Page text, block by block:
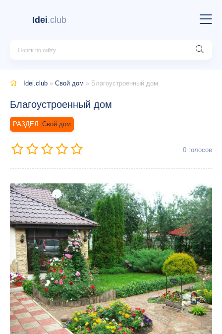
Idei.club
Idei.club » Свой дом » Благоустроенный дом
Благоустроенный дом
Свой дом
0 голосов